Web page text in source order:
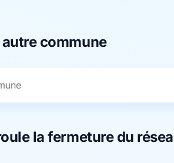
commune
la fermeture du